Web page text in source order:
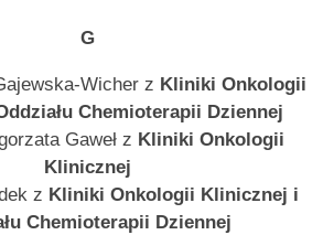
G
Wicher z Kliniki Onkologii
Chemioterapii Dziennej
Gaweł z Kliniki Onkologii
Klinicznej
z Kliniki Onkologii Klinicznej i
Chemioterapii Dziennej